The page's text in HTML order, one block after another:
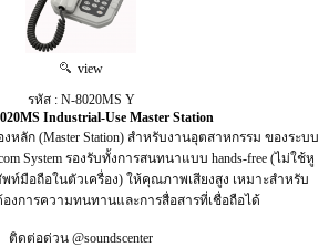
view
รหัส : N-8020MS Y
Industrial-Use Master Station
งหลัก (Master Station) สำหรับงานอุตสาหกรรม ของระบบ
System รองรับทั้งการสนทนาแบบ hands-free (ไม่ใช้หู
พท์มือถือในตัวเครื่อง) ให้คุณภาพเสียงสูง เหมาะสำหรับ
งการความทนทานและการสื่อสารที่เชื่อถือได้
ติดต่อด่วน @soundscenter